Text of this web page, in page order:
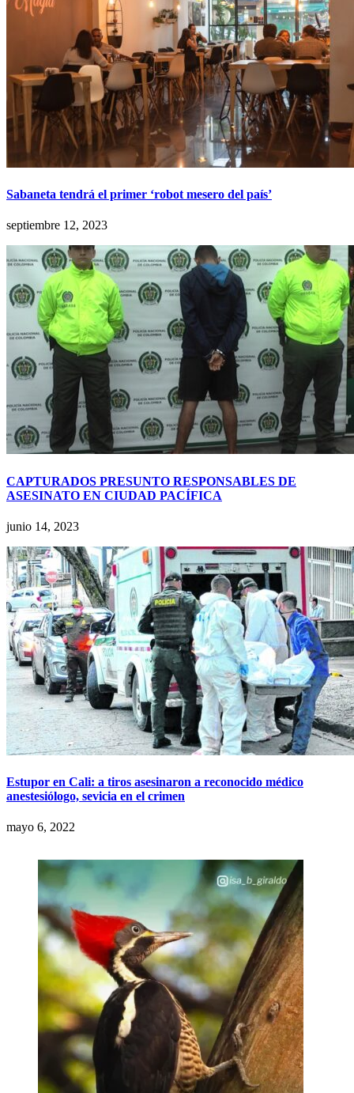
Sabaneta tendrá el primer ‘robot mesero del país’
septiembre 12, 2023
CAPTURADOS PRESUNTO RESPONSABLES DE
ASESINATO EN CIUDAD PACÍFICA
junio 14, 2023
Estupor en Cali: a tiros asesinaron a reconocido médico
anestesiólogo, sevicia en el crimen
mayo 6, 2022